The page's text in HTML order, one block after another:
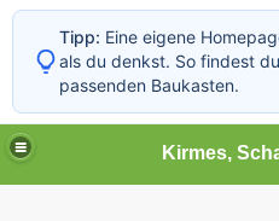
Tipp: Eine eigene
als du denkst. So findest
passenden Baukasten.